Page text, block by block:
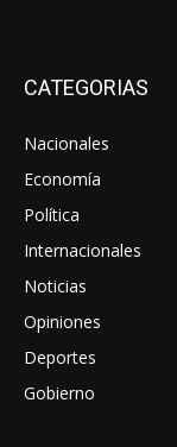
CATEGORIAS
Nacionales
Economía
Política
Internacionales
Noticias
Opiniones
Deportes
Gobierno